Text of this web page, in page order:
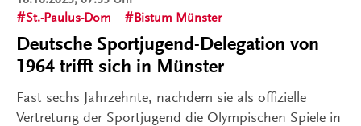
St.-Paulus-Dom
Bistum Münster
Deutsche Sportjugend-Delegation von
1964 trifft sich in Münster
Fast sechs Jahrzehnte, nachdem sie als offizielle
Vertretung der Sportjugend die Olympischen Spiele in